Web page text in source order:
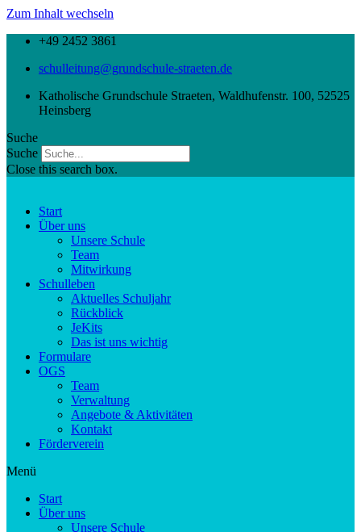
Zum Inhalt wechseln
+49 2452 3861
schulleitung@grundschule-straeten.de
Katholische Grundschule Straeten, Waldhufenstr. 100, 52525
Heinsberg
Suche
Suche
Close this search box.
Start
Über uns
Unsere Schule
Team
Mitwirkung
Schulleben
Aktuelles Schuljahr
Rückblick
JeKits
Das ist uns wichtig
Formulare
OGS
Team
Verwaltung
Angebote & Aktivitäten
Kontakt
Förderverein
Menü
Start
Über uns
Unsere Schule